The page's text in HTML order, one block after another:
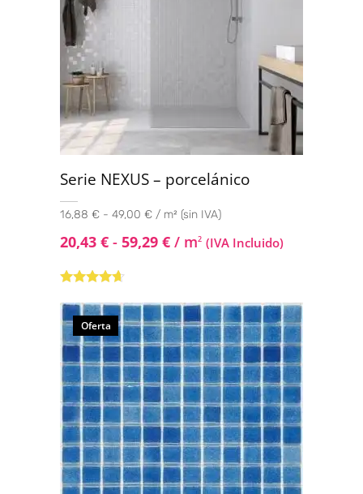
Serie NEXUS – porcelánico
16,88 € - 49,00 € / m² (sin IVA)
20,43 € - 59,29 € / m2 (IVA Incluido)
con4.50de
5
Oferta